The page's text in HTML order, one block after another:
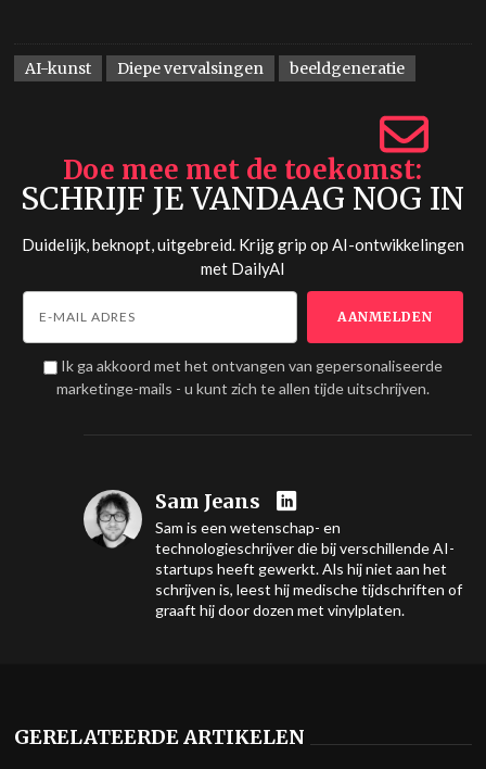
AI-kunst Diepe vervalsingen beeldgeneratie
Doe mee met de toekomst
SCHRIJF JE VANDAAG NOG IN
Duidelijk, beknopt, uitgebreid. Krijg grip op AI-ontwikkelingen
met DailyAI
Ik ga akkoord met het ontvangen van gepersonaliseerde
marketinge-mails - u kunt zich te allen tijde uitschrijven.
Sam Jeans
Sam is een wetenschap- en
technologieschrijver die bij verschillende AI-
startups heeft gewerkt. Als hij niet aan het
schrijven is, leest hij medische tijdschriften of
graaft hij door dozen met vinylplaten.
GERELATEERDE ARTIKELEN